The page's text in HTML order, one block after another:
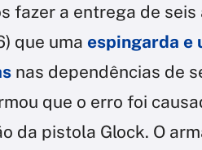
fazer a entrega de
que uma espingarda e
nas dependências de
que o erro foi
da pistola Glock. O